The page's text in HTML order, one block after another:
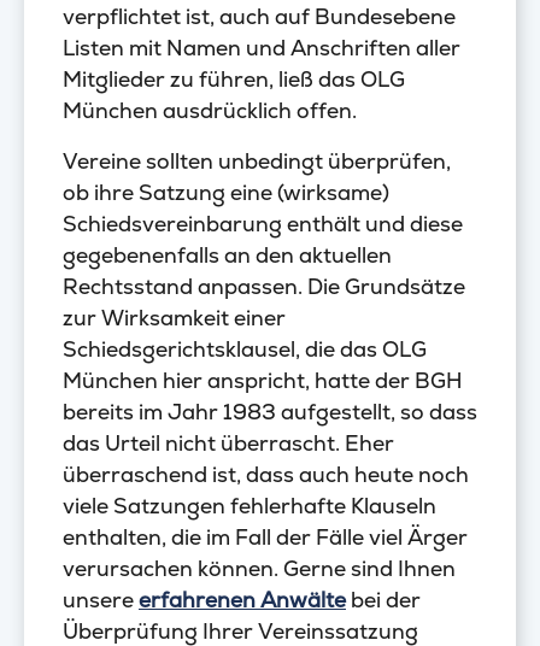
verpflichtet ist, auch auf Bundesebene
Listen mit Namen und Anschriften aller
Mitglieder zu führen, ließ das OLG
München ausdrücklich offen.
Vereine sollten unbedingt überprüfen,
ob ihre Satzung eine (wirksame)
Schiedsvereinbarung enthält und diese
gegebenenfalls an den aktuellen
Rechtsstand anpassen. Die Grundsätze
zur Wirksamkeit einer
Schiedsgerichtsklausel, die das OLG
München hier anspricht, hatte der BGH
bereits im Jahr 1983 aufgestellt, so dass
das Urteil nicht überrascht. Eher
überraschend ist, dass auch heute noch
viele Satzungen fehlerhafte Klauseln
enthalten, die im Fall der Fälle viel Ärger
verursachen können. Gerne sind Ihnen
unsereerfahrenen Anwältebei der
Überprüfung Ihrer Vereinssatzung